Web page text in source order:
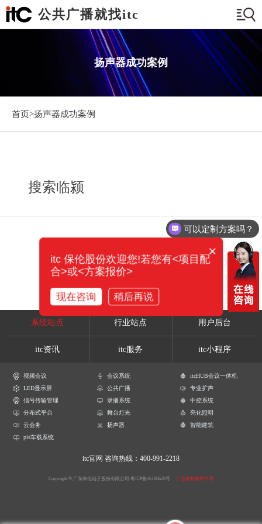
公共广播就找itc
扬声器成功案例
首页>扬声器成功案例
搜索临颍
系统站点 行业站点 用户后台
itc资讯 itc服务 itc小程序
视频会议 会议系统
itcHUB会议一体机
LED显示屏
公共广播
专业扩声
信号传输管理
录播系统
中控系统
分布式平台
舞台灯光
亮化照明
云会务
扬声器
智能建筑
pis车载系统
itc官网 咨询热线：400-991-2218
Copyright © 广东保伦电子股份有限公司 粤ICP备16106620号 产品参数解释声明
可以定制方案吗？
×
itc 保伦股份欢迎您!若您有<项目配
合>或<方案报价>
现在咨询 稍后再说